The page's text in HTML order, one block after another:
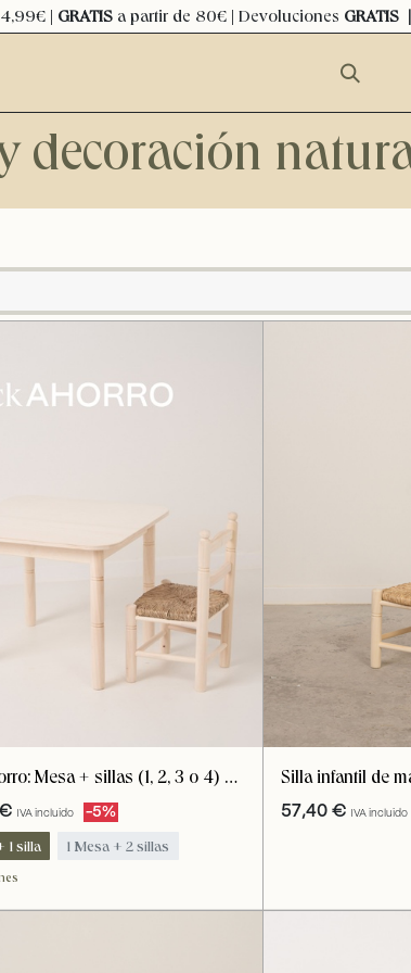
| GRATIS a partir de 80€ | Devoluciones GRATIS
decoración
Mesa + sillas (1, 2, 3 o 4) de
Color madera natural
IVA incluido -5%
1 silla
1 Mesa + 2 sillas
3 sillas
Silla infantil de
natural
57,40 € IVA incluido